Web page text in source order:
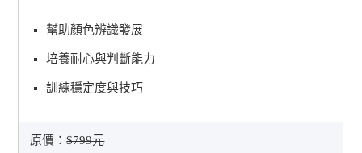
幫助顏色辨識發展
培養耐心與判斷能力
訓練穩定度與技巧
原價：$799元